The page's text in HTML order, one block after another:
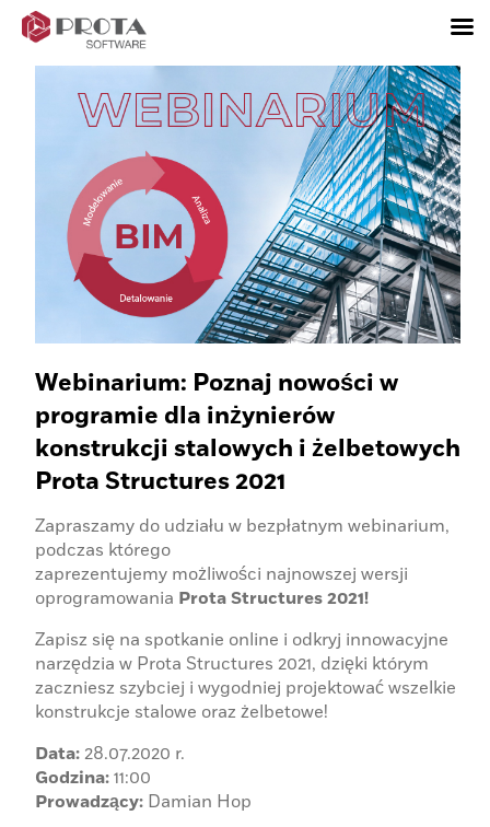
Webinarium: Poznaj nowości w
programie dla inżynierów
konstrukcji stalowych i żelbetowych
Prota Structures 2021
Zapraszamy do udziału w bezpłatnym webinarium,
podczas którego
zaprezentujemy możliwości najnowszej wersji
oprogramowania Prota Structures 2021!
Zapisz się na spotkanie online i odkryj innowacyjne
narzędzia w Prota Structures 2021, dzięki którym
zaczniesz szybciej i wygodniej projektować wszelkie
konstrukcje stalowe oraz żelbetowe!
Data:28.07.2020 r.
Godzina:11:00
Prowadzący: Damian Hop